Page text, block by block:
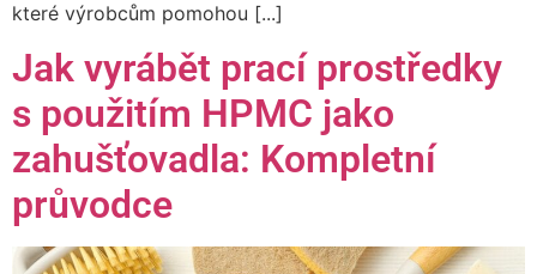
které výrobcům pomohou [...]
Jak vyrábět prací prostředky
s použitím HPMC jako
zahušťovadla: Kompletní
průvodce